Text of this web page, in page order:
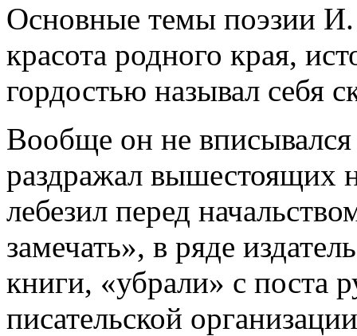
Основные темы поэзии И.
красота родного края,
гордостью называл себя
Вообще он не
раздражал вышестоящих
лебезил перед
замечать», в ряде
книги, «убрали» с поста
писательской